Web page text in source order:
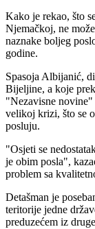
Kako je rekao, što
Njemačkoj, ne
naznake boljeg
godine.
Spasoja Albijanić,
Bijeljine, a koje
"Nezavisne
velikoj krizi, što se
posluju.
"Osjeti se
je obim posla",
problem sa
Detašman je
teritorije jedne
preduzećem iz